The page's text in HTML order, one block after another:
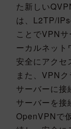
た新しい
は、L2TP/
ことでVPN
ーカルネット
安全にアクセ
また、VPN
サーバーに接
サーバーを
OpenVPNで